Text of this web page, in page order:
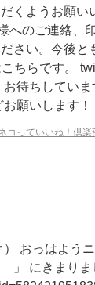
くようお願い
へのご連絡、
さい。今後と
ちらです。
待ちしていま
願いします！
コっていいね！倶楽
おっはよう
にきまりま